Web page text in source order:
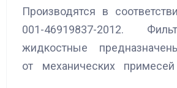
Производятся в
001-46919837-2012.
жидкостные
от механических